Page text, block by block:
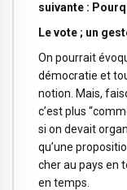
suivante :
Le vote ; un
On pourrait
démocratie et
notion. Mais,
c’est plus
si on devait
qu’une
cher au pays en
en temps.